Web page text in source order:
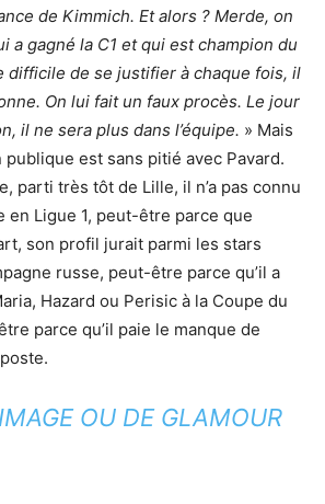
de Kimmich. Et alors ? Merde, on
a gagné la C1 et qui est champion du
difficile de se justifier à chaque fois, il
On lui fait un faux procès. Le jour
il ne sera plus dans l’équipe. » Mais
publique est sans pitié avec Pavard.
parti très tôt de Lille, il n’a pas connu
en Ligue 1, peut-être parce que
son profil jurait parmi les stars
russe, peut-être parce qu’il a
Hazard ou Perisic à la Coupe du
parce qu’il paie le manque de
OU DE GLAMOUR